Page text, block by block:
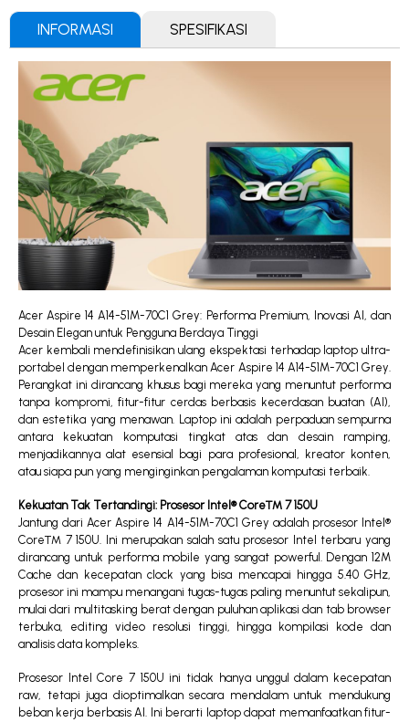
INFORMASI SPESIFIKASI
Acer Aspire 14 A14-51M-70C1 Grey: Performa Premium, Inovasi AI, dan
Desain Elegan untuk Pengguna Berdaya Tinggi
Acer kembali mendefinisikan ulang ekspektasi terhadap laptop ultra-
portabel dengan memperkenalkan Acer Aspire 14 A14-51M-70C1 Grey.
Perangkat ini dirancang khusus bagi mereka yang menuntut performa
tanpa kompromi, fitur-fitur cerdas berbasis kecerdasan buatan (AI),
dan estetika yang menawan. Laptop ini adalah perpaduan sempurna
antara kekuatan komputasi tingkat atas dan desain ramping,
menjadikannya alat esensial bagi para profesional, kreator konten,
atau siapa pun yang menginginkan pengalaman komputasi terbaik.
Kekuatan Tak Tertandingi: Prosesor Intel® Core™ 7 150U
Jantung dari Acer Aspire 14 A14-51M-70C1 Grey adalah prosesor Intel®
Core™ 7 150U. Ini merupakan salah satu prosesor Intel terbaru yang
dirancang untuk performa mobile yang sangat powerful. Dengan 12M
Cache dan kecepatan clock yang bisa mencapai hingga 5.40 GHz,
prosesor ini mampu menangani tugas-tugas paling menuntut sekalipun,
mulai dari multitasking berat dengan puluhan aplikasi dan tab browser
terbuka, editing video resolusi tinggi, hingga kompilasi kode dan
analisis data kompleks.
Prosesor Intel Core 7 150U ini tidak hanya unggul dalam kecepatan
raw, tetapi juga dioptimalkan secara mendalam untuk mendukung
beban kerja berbasis AI. Ini berarti laptop dapat memanfaatkan fitur-